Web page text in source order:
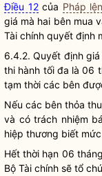
Điều 12của Pháp
giá mà hai bên mua
Tài chính quyết định
6.4.2. Quyết định giá
thi hành tối đa là 06
tạm thời các bên
Nếu các bên thỏa
và có trách nhiệm
hiệp thương biết
Hết thời hạn 06
Bộ Tài chính sẽ tổ